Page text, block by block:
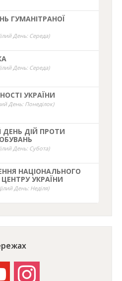
ГУМАНІТРАНОЇ
День: Середа)
День: Середа)
УКРАЇНИ
День: Понеділок)
ДІЙ ПРОТИ
День: Субота)
НАЦІОНАЛЬНОГО
УКРАЇНИ
День: Неділя)
instagram